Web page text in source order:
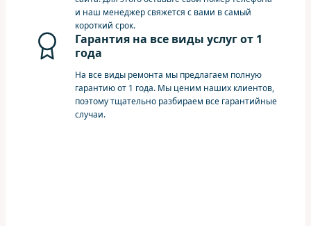
и наш менеджер свяжется с вами в самый
короткий срок.
Гарантия на все виды услуг от 1
года
На все виды ремонта мы предлагаем полную
гарантию от 1 года. Мы ценим наших клиентов,
поэтому тщательно разбираем все гарантийные
случаи.